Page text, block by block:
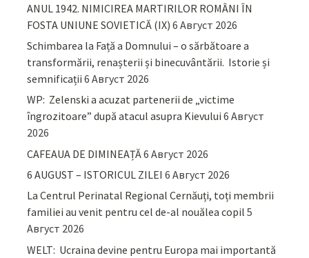
ANUL 1942. NIMICIREA MARTIRILOR ROMÂNI ÎN
FOSTA UNIUNE SOVIETICĂ (IX) 6 Август 2026
Schimbarea la Față a Domnului – o sărbătoare a
transformării, renașterii și binecuvântării. Istorie și
semnificații 6 Август 2026
WP: Zelenski a acuzat partenerii de „victime
îngrozitoare” după atacul asupra Kievului 6 Август
2026
CAFEAUA DE DIMINEAȚĂ6 Август 2026
6 AUGUST – ISTORICUL ZILEI 6 Август 2026
La Centrul Perinatal Regional Cernăuți, toți membrii
familiei au venit pentru cel de-al nouălea copil 5
Август 2026
WELT: Ucraina devine pentru Europa mai importantă